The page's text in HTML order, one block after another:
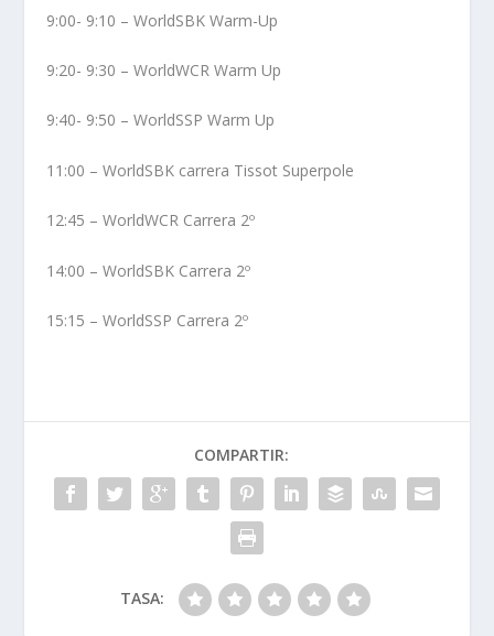
9:00- 9:10 – WorldSBK Warm-Up
9:20- 9:30 – WorldWCR Warm Up
9:40- 9:50 – WorldSSP Warm Up
11:00 – WorldSBK carrera Tissot Superpole
12:45 – WorldWCR Carrera 2º
14:00 – WorldSBK Carrera 2º
15:15 – WorldSSP Carrera 2º
COMPARTIR:
TASA: